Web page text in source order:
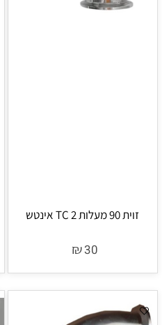
זוית 90 מעלות TC 2 אינטש
₪30